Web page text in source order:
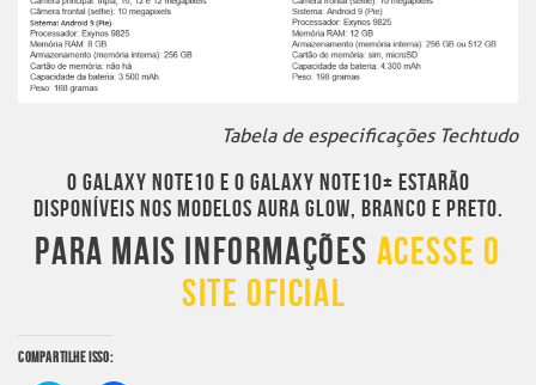
Tabela de especificações Techtudo
O GALAXY NOTE10 E O GALAXY NOTE10+ ESTARÃO
DISPONÍVEIS NOS MODELOS AURA GLOW, BRANCO E PRETO.
PARA MAIS INFORMAÇÕES ACESSE O
SITE OFICIAL
COMPARTILHE ISSO: